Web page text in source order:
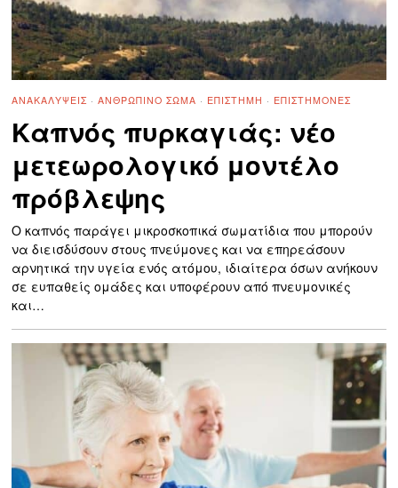
ΑΝΑΚΑΛΎΨΕΙΣ · ΑΝΘΡΏΠΙΝΟ ΣΏΜΑ · ΕΠΙΣΤΉΜΗ · ΕΠΙΣΤΉΜΟΝΕΣ
Καπνός πυρκαγιάς: νέο
μετεωρολογικό μοντέλο
πρόβλεψης
Ο καπνός παράγει μικροσκοπικά σωματίδια που μπορούν
να διεισδύσουν στους πνεύμονες και να επηρεάσουν
αρνητικά την υγεία ενός ατόμου, ιδιαίτερα όσων ανήκουν
σε ευπαθείς ομάδες και υποφέρουν από πνευμονικές
και…